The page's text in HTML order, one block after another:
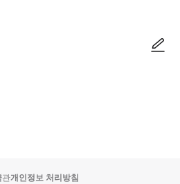
관개인정보 처리방침